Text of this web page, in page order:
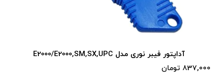
آداپتور فیبر نوری مدل E2000/E2000,SM,SX,UPC
تومان